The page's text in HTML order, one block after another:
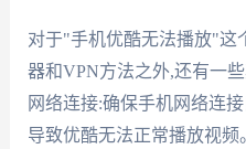
对于"手机优酷无法播放"这
器和VPN方法之外,还有一
网络连接:确保手机网络连
导致优酷无法正常播放视